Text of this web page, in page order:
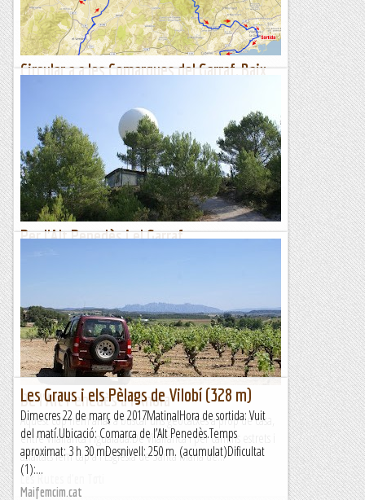
Bloc de Jordi Gironès
Circular a a les Comarques del Garraf, Baix
Itinerari marcat amb el rellotge Suunto Traverse.Altimetria
del dia d'avui.Avui volem visitar les comarques del Garraf,
Baix Penedès i Alt Penedès amb bicicleta. Agafem el...
Sortides a Muntanya
Per l'Alt Penedès i el Garraf
tot...
Les Rutes d'en Toti
De l'Alt Penedès a l'Anoia
Aquest cop hem anat a buscar uns geocatxes a prop de casa,
entre Vilafranca i Igualada.De Vilafranca i per camins estrets i
asfaltats fem cap a l'Església de Santa Maria de...
Les Rutes d'en Toti
Les Graus i els Pèlags de Vilobí (328 m)
Dimecres 22 de març de 2017MatinalHora de sortida: Vuit
del matí.Ubicació: Comarca de l’Alt Penedès.Temps
aproximat: 3 h 30 mDesnivell: 250 m. (acumulat)Dificultat
(1):...
Maifemcim.cat